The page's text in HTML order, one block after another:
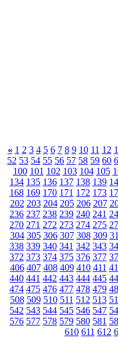
« 1 2 3 4 5 6 7 8 9 10 11 12
52 53 54 55 56 57 58 59 60
100 101 102 103 104 105
134 135 136 137 138 139
168 169 170 171 172 173
202 203 204 205 206 207
236 237 238 239 240 241
270 271 272 273 274 275
304 305 306 307 308 309
338 339 340 341 342 343
372 373 374 375 376 377
406 407 408 409 410 411
440 441 442 443 444 445
474 475 476 477 478 479
508 509 510 511 512 513
542 543 544 545 546 547
576 577 578 579 580 581
610 611 612